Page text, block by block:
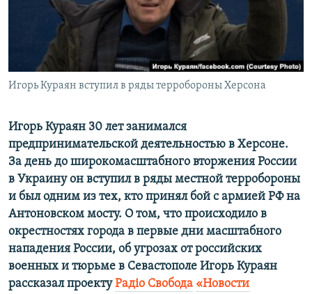
УКРАИНСКАЯ ПРОБЛЕМА КРЫМА
Все сайты RFE/RL
Игорь Кураян вступил в ряды терробороны Херсона
Игорь Кураян 30 лет занимался
предпринимательской деятельностью в Херсоне.
За день до широкомасштабного вторжения России
в Украину он вступил в ряды местной терробороны
и был одним из тех, кто принял бой с армией РФ на
Антоновском мосту. О том, что происходило в
окрестностях города в первые дни масштабного
нападения России, об угрозах от российских
военных и тюрьме в Севастополе Игорь Кураян
рассказал проектуРадіо Свобода «Новости